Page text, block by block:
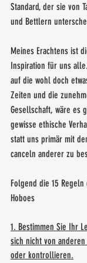
Standard, der sie von
und Bettlern
Meines Erachtens ist
Inspiration für uns
auf die wohl doch
Zeiten und die
Gesellschaft, wäre es
gewisse ethische
statt uns primär mit
canceln anderer zu
Folgend die 15
Hoboes
1. Bestimmen Sie Ihr
sich nicht von
oder kontrollieren.